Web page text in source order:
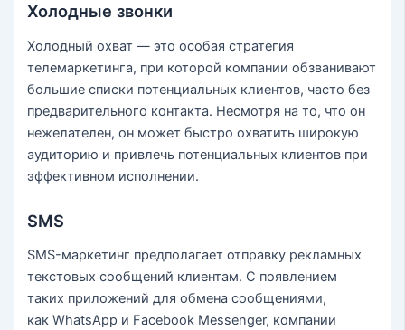
Холодные звонки
Холодный охват — это особая стратегия
телемаркетинга, при которой компании обзванивают
большие списки потенциальных клиентов, часто без
предварительного контакта. Несмотря на то, что он
нежелателен, он может быстро охватить широкую
аудиторию и привлечь потенциальных клиентов при
эффективном исполнении.
SMS
SMS-маркетинг предполагает отправку рекламных
текстовых сообщений клиентам. С появлением
таких приложений для обмена сообщениями,
как WhatsApp и Facebook Messenger, компании